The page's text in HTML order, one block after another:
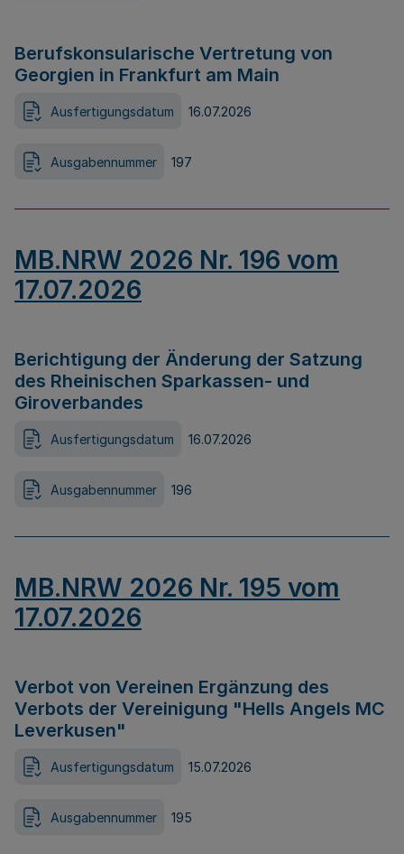
Berufskonsularische Vertretung von
Georgien in Frankfurt am Main
Ausfertigungsdatum 16.07.2026
Ausgabennummer 197
MB.NRW 2026 Nr. 196 vom
17.07.2026
Berichtigung der Änderung der Satzung
des Rheinischen Sparkassen- und
Giroverbandes
Ausfertigungsdatum 16.07.2026
Ausgabennummer 196
MB.NRW 2026 Nr. 195 vom
17.07.2026
Verbot von Vereinen Ergänzung des
Verbots der Vereinigung "Hells Angels MC
Leverkusen"
Ausfertigungsdatum 15.07.2026
Ausgabennummer 195